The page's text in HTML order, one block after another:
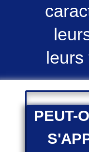
leurs
PEUT-